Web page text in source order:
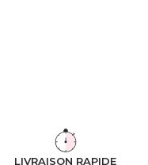
LIVRAISON RAPIDE